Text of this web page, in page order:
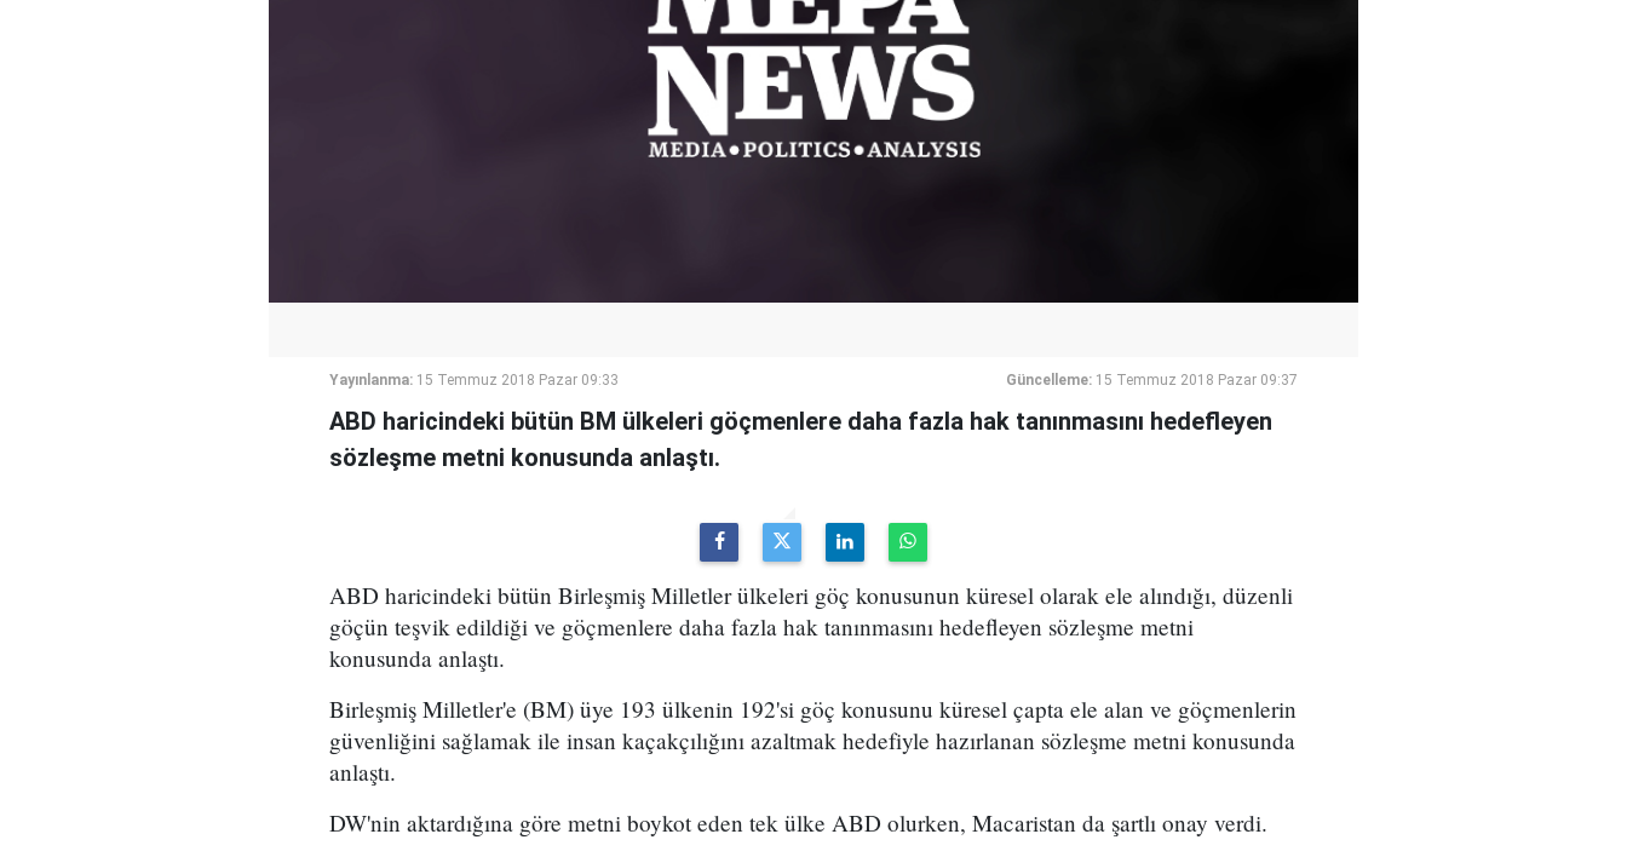
Yayınlanma: 15 Temmuz 2018 Pazar 09:33 Güncelleme: 15 Temmuz 2018 Pazar 09:37
ABD haricindeki bütün BM ülkeleri göçmenlere daha fazla hak tanınmasını hedefleyen
sözleşme metni konusunda anlaştı.
ABD haricindeki bütün Birleşmiş Milletler ülkeleri göç konusunun küresel olarak ele alındığı, düzenli
göçün teşvik edildiği ve göçmenlere daha fazla hak tanınmasını hedefleyen sözleşme metni
konusunda anlaştı.
Birleşmiş Milletler'e (BM) üye 193 ülkenin 192'si göç konusunu küresel çapta ele alan ve göçmenlerin
güvenliğini sağlamak ile insan kaçakçılığını azaltmak hedefiyle hazırlanan sözleşme metni konusunda
anlaştı.
DW'nin aktardığına göre metni boykot eden tek ülke ABD olurken, Macaristan da şartlı onay verdi.